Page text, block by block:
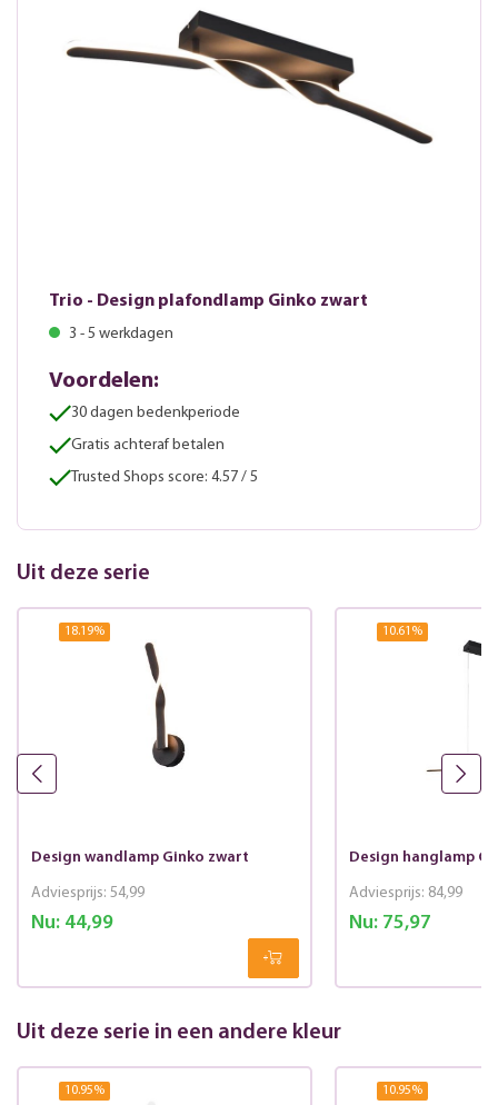
Trio - Design plafondlamp Ginko zwart
3 - 5 werkdagen
Voordelen:
30 dagen bedenkperiode
Gratis achteraf betalen
Trusted Shops score: 4.57 / 5
Uit deze serie
18.19%
Design wandlamp Ginko zwart
Nu:44,99
Adviesprijs: 54,99
10.61 %
Design hanglamp
Nu:75,97
Adviesprijs: 84,99
Uit deze serie in een andere kleur
10.95% 10.95%